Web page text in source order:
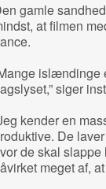
gamle
at filmen
islændinge
siger
kender en
De
de skal slappe
meget af,